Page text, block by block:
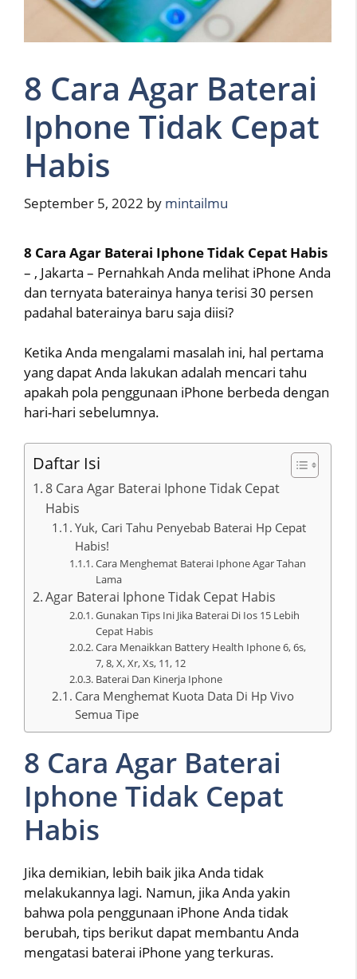
8 Cara Agar Baterai
Iphone Tidak Cepat
Habis
September 5, 2022 by mintailmu
8 Cara Agar Baterai Iphone Tidak Cepat Habis
– , Jakarta – Pernahkah Anda melihat iPhone Anda
dan ternyata baterainya hanya terisi 30 persen
padahal baterainya baru saja diisi?
Ketika Anda mengalami masalah ini, hal pertama
yang dapat Anda lakukan adalah mencari tahu
apakah pola penggunaan iPhone berbeda dengan
hari-hari sebelumnya.
Daftar Isi
8 Cara Agar Baterai Iphone Tidak Cepat
Habis
Yuk, Cari Tahu Penyebab Baterai Hp Cepat
Habis!
Cara Menghemat Baterai Iphone Agar Tahan
Lama
Agar Baterai Iphone Tidak Cepat Habis
Gunakan Tips Ini Jika Baterai Di Ios 15 Lebih
Cepat Habis
Cara Menaikkan Battery Health Iphone 6, 6s,
7, 8, X, Xr, Xs, 11, 12
Baterai Dan Kinerja Iphone
Cara Menghemat Kuota Data Di Hp Vivo
Semua Tipe
8 Cara Agar Baterai
Iphone Tidak Cepat
Habis
Jika demikian, lebih baik jika Anda tidak
melakukannya lagi. Namun, jika Anda yakin
bahwa pola penggunaan iPhone Anda tidak
berubah, tips berikut dapat membantu Anda
mengatasi baterai iPhone yang terkuras.